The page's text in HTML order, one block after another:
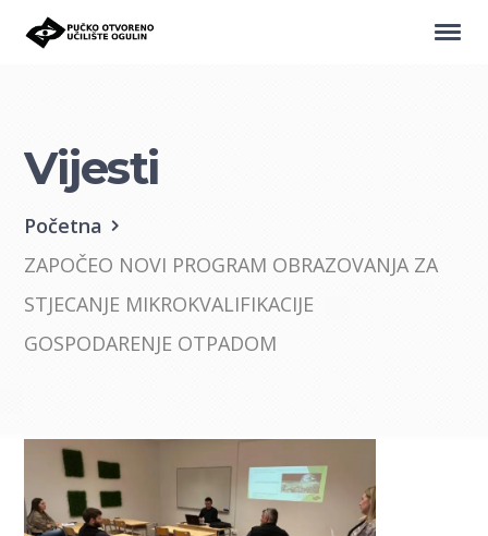
Vijesti
Početna
ZAPOČEO NOVI PROGRAM OBRAZOVANJA ZA
STJECANJE MIKROKVALIFIKACIJE
GOSPODARENJE OTPADOM